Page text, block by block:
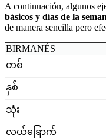
A continuación, algunos
básicos y días de la
de manera sencilla pero
BIRMANÉS
တစ်
နှစ်
သုံး
လယ်ခြောက်